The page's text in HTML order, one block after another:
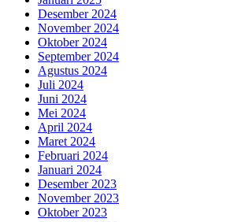
Desember 2024
November 2024
Oktober 2024
September 2024
Agustus 2024
Juli 2024
Juni 2024
Mei 2024
April 2024
Maret 2024
Februari 2024
Januari 2024
Desember 2023
November 2023
Oktober 2023